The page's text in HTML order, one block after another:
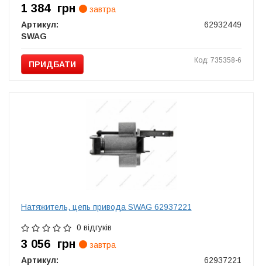
1 384 грн
завтра
Артикул:
62932449
SWAG
ПРИДБАТИ Код: 735358-6
Натяжитель, цепь привода SWAG 62937221
0 відгуків
3 056 грн
завтра
Артикул:
62937221